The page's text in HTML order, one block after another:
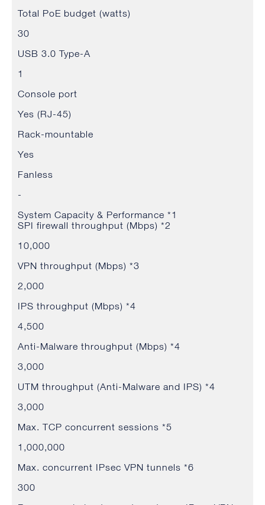
Total PoE budget (watts)
30
USB 3.0 Type-A
1
Console port
Yes (RJ-45)
Rack-mountable
Yes
Fanless
-
System Capacity & Performance *1
SPI firewall throughput (Mbps) *2
10,000
VPN throughput (Mbps) *3
2,000
IPS throughput (Mbps) *4
4,500
Anti-Malware throughput (Mbps) *4
3,000
UTM throughput (Anti-Malware and IPS) *4
3,000
Max. TCP concurrent sessions *5
1,000,000
Max. concurrent IPsec VPN tunnels *6
300